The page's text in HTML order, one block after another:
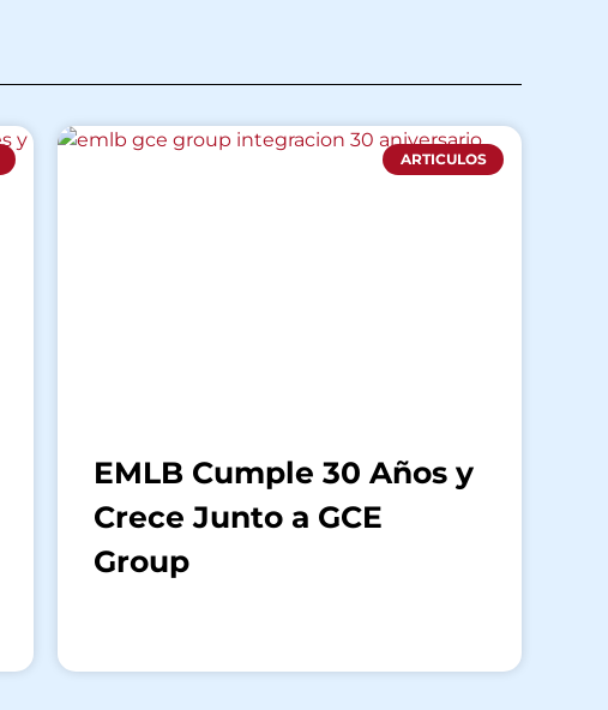
ARTICULOS
EMLB Cumple 30 Años y
Crece Junto a GCE
Group